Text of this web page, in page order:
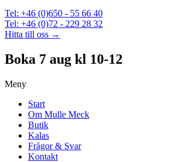
Tel: +46 (0)650 - 55 66 40
Tel: +46 (0)72 - 229 28 32
Hitta till oss →
Boka 7 aug kl 10-12
Meny
Start
Om Mulle Meck
Butik
Kalas
Frågor & Svar
Kontakt